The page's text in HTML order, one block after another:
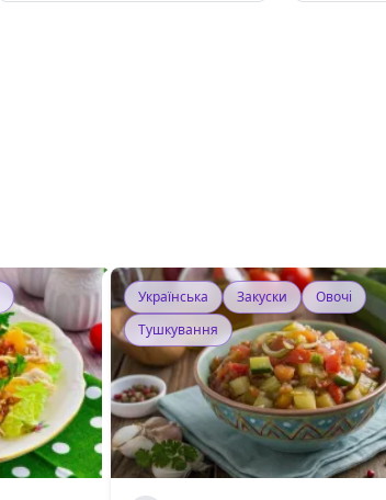
Українська Закуски
Овочі
Тушкування